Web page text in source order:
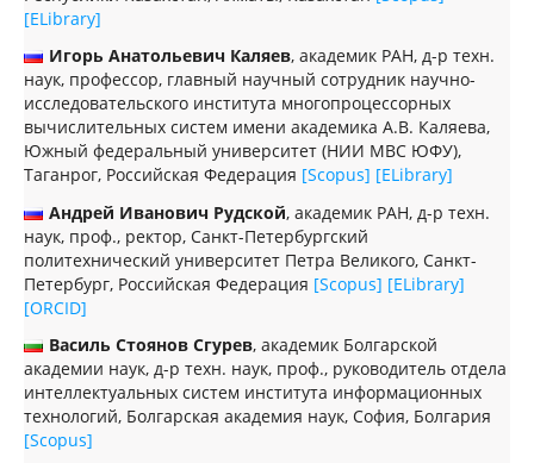
[ELibrary]
Игорь Анатольевич Каляев, академик РАН, д-р техн.
наук, профессор, главный научный сотрудник научно-
исследовательского института многопроцессорных
вычислительных систем имени академика А.В. Каляева,
Южный федеральный университет (НИИ МВС ЮФУ),
Таганрог, Российская Федерация [Scopus] [ELibrary]
Андрей Иванович Рудской, академик РАН, д-р техн.
наук, проф., ректор, Санкт-Петербургский
политехнический университет Петра Великого, Санкт-
Петербург, Российская Федерация [Scopus] [ELibrary]
[ORCID]
Василь Стоянов Сгурев, академик Болгарской
академии наук, д-р техн. наук, проф., руководитель отдела
интеллектуальных систем института информационных
технологий, Болгарская академия наук, София, Болгария
[Scopus]